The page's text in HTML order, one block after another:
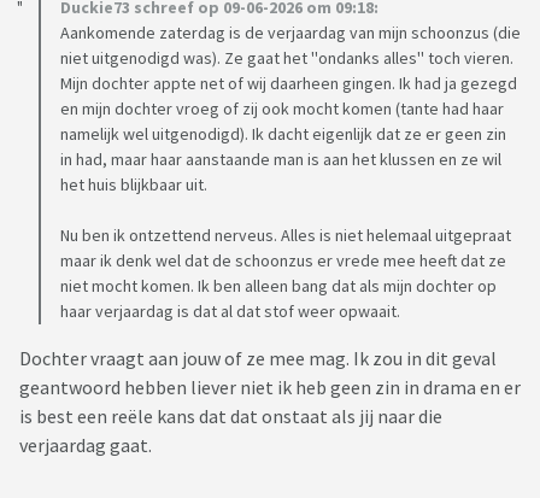
Ik weet niet wat ik hiermee moet. Dochter is volwassen en
mag natuurlijk zelf bepalen wie wel en wie niet komt, maar
die keuze brengt zoveel drama en verdriet met zich mee.
Heeft iemand advies hiervoor?
Duckie73 schreef op 09-06-2026 om 09:18:
Aankomende zaterdag is de verjaardag van mijn schoonzus (die
niet uitgenodigd was). Ze gaat het ''ondanks alles'' toch vieren.
Mijn dochter appte net of wij daarheen gingen. Ik had ja gezegd
en mijn dochter vroeg of zij ook mocht komen (tante had haar
namelijk wel uitgenodigd). Ik dacht eigenlijk dat ze er geen zin
in had, maar haar aanstaande man is aan het klussen en ze wil
het huis blijkbaar uit.
Nu ben ik ontzettend nerveus. Alles is niet helemaal uitgepraat
maar ik denk wel dat de schoonzus er vrede mee heeft dat ze
niet mocht komen. Ik ben alleen bang dat als mijn dochter op
haar verjaardag is dat al dat stof weer opwaait.
Dochter vraagt aan jouw of ze mee mag. Ik zou in dit geval
geantwoord hebben liever niet ik heb geen zin in drama en er
is best een reële kans dat dat onstaat als jij naar die
verjaardag gaat.